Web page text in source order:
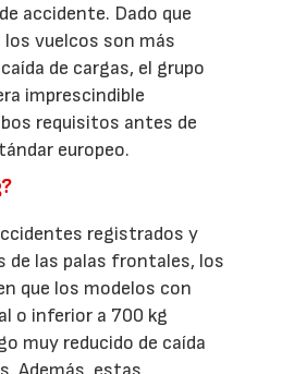
accidente. Dado que
vuelcos son más
de cargas, el grupo
imprescindible
requisitos antes de
europeo.
registrados y
de las palas frontales, los
que los modelos con
o inferior a 700 kg
muy reducido de caída